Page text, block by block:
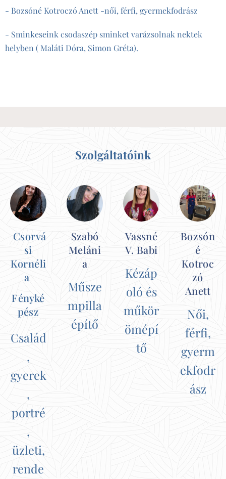
- Bozsóné Kotroczó Anett -női, férfi, gyermekfodrász
- Sminkeseink csodaszép sminket varázsolnak nektek
helyben ( Maláti Dóra, Simon Gréta).
Szolgáltatóink
Csorvá
si
Kornéli
a
Fényké
pész
Család
,
gyerek
,
portré
,
üzleti,
rende
Szabó
Meláni
a
Műsze
mpilla
építő
Vassné
V. Babi
Kézáp
oló és
műkör
ömépí
tő
Bozsón
é
Kotroc
zó
Anett
Női,
férfi,
gyerm
ekfodr
ász